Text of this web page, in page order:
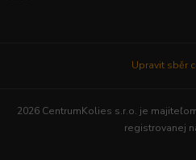
Upravit sběr
2026 CentrumKolies s.r.o. je
registrovanej